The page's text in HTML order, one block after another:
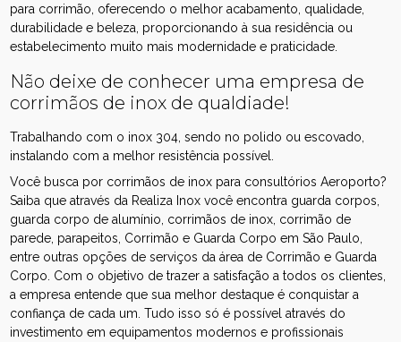
para corrimão, oferecendo o melhor acabamento, qualidade,
durabilidade e beleza, proporcionando à sua residência ou
estabelecimento muito mais modernidade e praticidade.
Não deixe de conhecer uma empresa de
corrimãos de inox de qualdiade!
Trabalhando com o inox 304, sendo no polido ou escovado,
instalando com a melhor resistência possível.
Você busca por corrimãos de inox para consultórios Aeroporto?
Saiba que através da Realiza Inox você encontra guarda corpos,
guarda corpo de alumínio, corrimãos de inox, corrimão de
parede, parapeitos, Corrimão e Guarda Corpo em São Paulo,
entre outras opções de serviços da área de Corrimão e Guarda
Corpo. Com o objetivo de trazer a satisfação a todos os clientes,
a empresa entende que sua melhor destaque é conquistar a
confiança de cada um. Tudo isso só é possível através do
investimento em equipamentos modernos e profissionais